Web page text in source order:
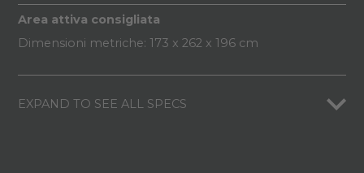
Area attiva consigliata
Dimensioni metriche: 173 x 262 x 196 cm
EXPAND TO SEE ALL SPECS